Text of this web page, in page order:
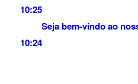
10:25
Seja bem-vindo ao
10:24